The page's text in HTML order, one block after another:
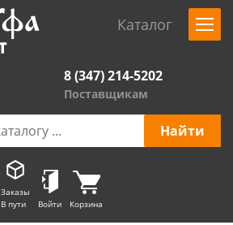
Каталог
8 (347) 214-5202
Поставщикам
Заказы
В пути
Войти Корзина